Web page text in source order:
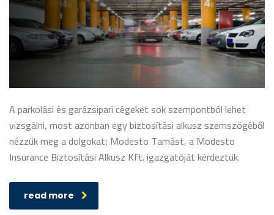
A parkolási és garázsipari cégeket sok szempontból lehet
vizsgálni, most azonban egy biztosítási alkusz szemszögéből
nézzük meg a dolgokat; Modesto Tamást, a Modesto
Insurance Biztosítási Alkusz Kft. igazgatóját kérdeztük.
read more